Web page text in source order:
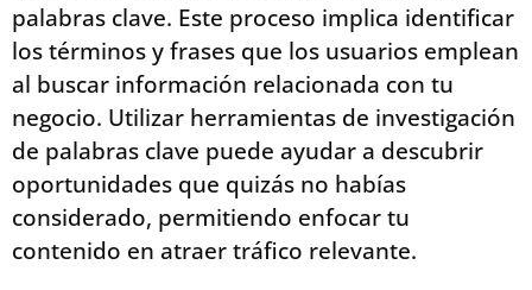
palabras clave. Este proceso implica identificar
los términos y frases que los usuarios emplean
al buscar información relacionada con tu
negocio. Utilizar herramientas de investigación
de palabras clave puede ayudar a descubrir
oportunidades que quizás no habías
considerado, permitiendo enfocar tu
contenido en atraer tráfico relevante.